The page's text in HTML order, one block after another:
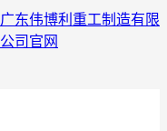
广东伟博利重工制造有限